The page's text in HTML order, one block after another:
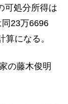
可処分所得は
23万6696
になる。
の藤木俊明